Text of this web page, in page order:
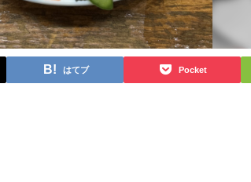
はてブ Pocket